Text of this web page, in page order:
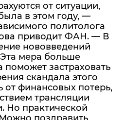
от ситуации,
в этом году, —
политолога
приводит ФАН. — В
нововведений
Эта мера больше
поможет застраховать
скандала этого
от финансовых потерь,
трансляции
Но практической